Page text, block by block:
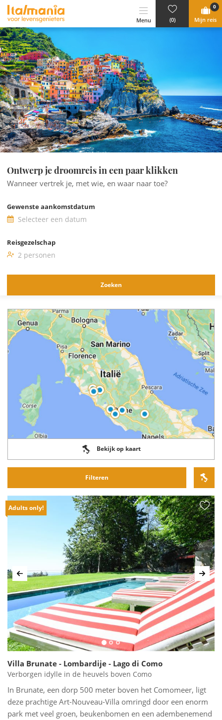
Ga naar content
Menu (0)
0
Mijn reis
Ontwerp je droomreis in een paar klikken
Wanneer vertrek je, met wie, en waar naar toe?
Gewenste aankomstdatum
Selecteer een datum
Reisgezelschap
2 personen
Zoeken
Bekijk op kaart
Filteren
Adults only!
Vorige
Villa Brunate - Lombardije - Lago di Como
Verborgen idylle in de heuvels boven Como
In Brunate, een dorp 500 meter boven het Comomeer, ligt
deze prachtige Art-Nouveau-Villa omringd door een enorm
park met veel groen, beukenbomen en een adembenemend